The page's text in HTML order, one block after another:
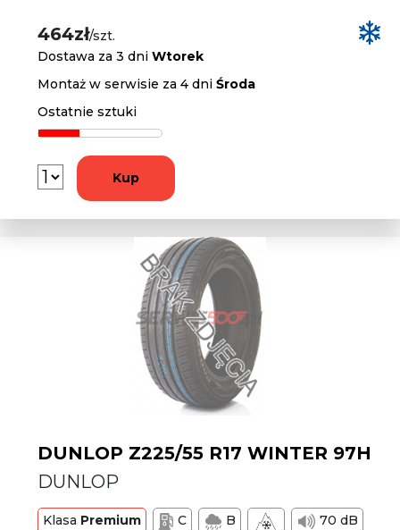
464zł/szt.
Dostawa za 3 dniWtorek
Montaż w serwisie za 4 dniŚroda
Ostatnie sztuki
Kup
DUNLOP Z225/55 R17 WINTER 97H
DUNLOP
Klasa Premium C B
70 dB